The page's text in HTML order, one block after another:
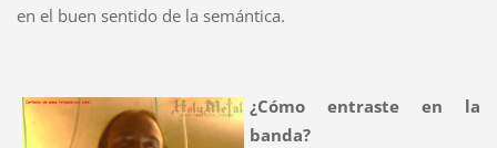
en el buen sentido de la semántica.
¿Cómo entraste en la
banda?